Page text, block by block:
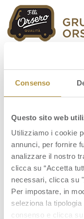
Consenso
Questo sito web
Utilizziamo i cookie
annunci, per fornire
analizzare il nostro
clicca su “Accetta
necessari, clicca su
Per impostare, in
seleziona la
consenso e clicca
cartella-stampa